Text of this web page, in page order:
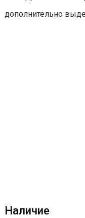
дополнительно
Наличие